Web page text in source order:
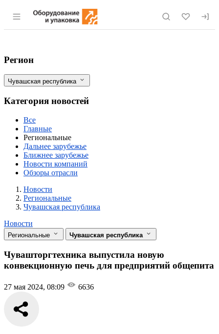
Раздел навигации по сайту eqinfo.ru
Чувашторгтехника выпустила новую
Фильтры
Регион
Чувашская республика
Категория новостей
Все
Главные
Региональные
Дальнее зарубежье
Ближнее зарубежье
Новости компаний
Обзоры отрасли
Новости
Разделы
Новости
Региональные
Чувашская республика
Новости
Региональные Чувашская республика
Чувашторгтехника выпустила новую
конвекционную печь для предприятий общепита
27 мая 2024, 08:09 6636